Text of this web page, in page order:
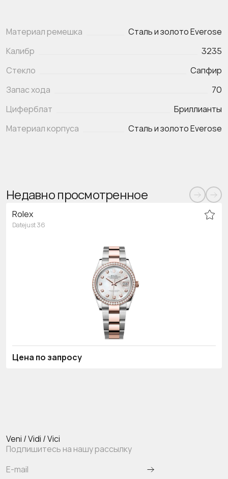
Материал ремешка
Сталь и золото Everose
Калибр
3235
Стекло
Сапфир
Запас хода
70
Циферблат
Бриллианты
Материал корпуса
Сталь и золото Everose
Недавно просмотренное
Rolex
Datejust 36
Цена по запросу
Veni / Vidi / Vici
Подпишитесь на нашу рассылку